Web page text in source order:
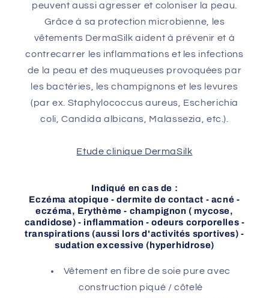
peuvent aussi agresser et coloniser la peau.
Grâce à sa protection microbienne, les
vêtements DermaSilk aident à prévenir et à
contrecarrer les inflammations et les infections
de la peau et des muqueuses provoquées par
les bactéries, les champignons et les levures
(par ex. Staphylococcus aureus, Escherichia
coli, Candida albicans, Malassezia, etc.).
Etude clinique DermaSilk
Indiqué en cas de :
Eczéma atopique - dermite de contact - acné -
eczéma, Erythème - champignon ( mycose,
candidose) - inflammation - odeurs corporelles -
transpirations (aussi lors d'activités sportives) -
sudation excessive (hyperhidrose)
Vêtement en fibre de soie pure avec
construction piqué / côtelé